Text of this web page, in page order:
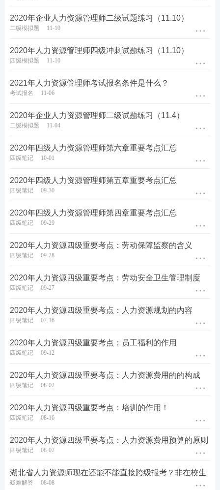
2020年企业人力资源管理师二级试题练习（11.10）
二级模拟题 11-10
2020年人力资源管理师四级冲刺试题练习（11.10）
四级模拟题 11-10
2021年人力资源管理师考试报名条件是什么？
考试报名 11-06
2020年企业人力资源管理师二级试题练习（11.4）
二级模拟题 11-04
2020年四级人力资源管理师第六章重要考点汇总
四级笔记 10-01
2020年四级人力资源管理师第五章重要考点汇总
四级笔记 09-30
2020年四级人力资源管理师第四章重要考点汇总
四级笔记 09-29
2020年人力资源四级重要考点：劳动保障监察的含义
四级笔记 09-28
2020年人力资源四级重要考点：劳动安全卫生管理制度
四级笔记 09-27
2020年人力资源四级重要考点：人力资源规划的内容
四级笔记 07-16
2020年人力资源四级重要考点：员工福利的作用
四级笔记 09-12
2020年人力资源四级重要考点：人力资源费用的的构成
四级笔记 08-02
2020年人力资源四级重要考点：培训的作用！
四级笔记 08-16
2020年人力资源四级重要考点：人力资源费用预算的原则
四级笔记 08-02
湖北省人力资源师现在还能不能直接跨级报考？非在校生
疑难解答 08-08